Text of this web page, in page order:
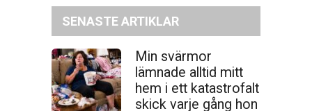
SENASTE ARTIKLAR
Min svärmor
lämnade alltid mitt
hem i ett katastrofalt
skick varje gång hon